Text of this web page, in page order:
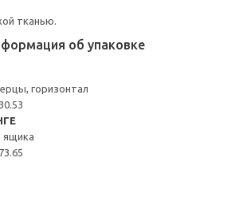
тканью.
об упаковке
горизонтал
ящика